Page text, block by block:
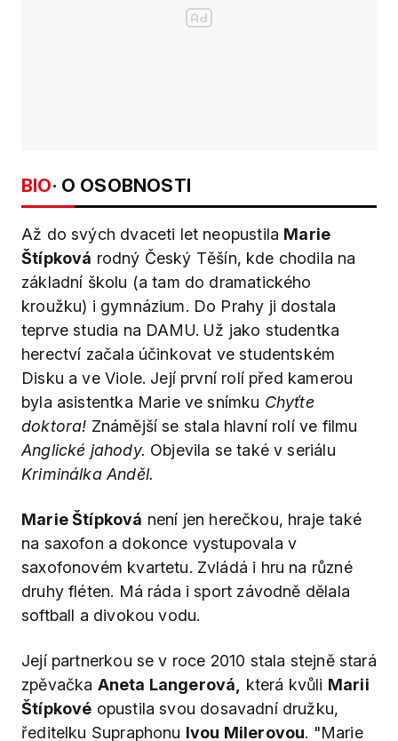
BIO· O OSOBNOSTI
Až do svých dvaceti let neopustila Marie
Štípková rodný Český Těšín, kde chodila na
základní školu (a tam do dramatického
kroužku) i gymnázium. Do Prahy ji dostala
teprve studia na DAMU. Už jako studentka
herectví začala účinkovat ve studentském
Disku a ve Viole. Její první rolí před kamerou
byla asistentka Marie ve snímku Chyťte
doktora! Známější se stala hlavní rolí ve filmu
Anglické jahody. Objevila se také v seriálu
Kriminálka Anděl.
Marie Štípková není jen herečkou, hraje také
na saxofon a dokonce vystupovala v
saxofonovém kvartetu. Zvládá i hru na různé
druhy fléten. Má ráda i sport závodně dělala
softball a divokou vodu.
Její partnerkou se v roce 2010 stala stejně stará
zpěvačka Aneta Langerová, která kvůli Marii
Štípkové opustila svou dosavadní družku,
ředitelku Supraphonu Ivou Milerovou. "Marie